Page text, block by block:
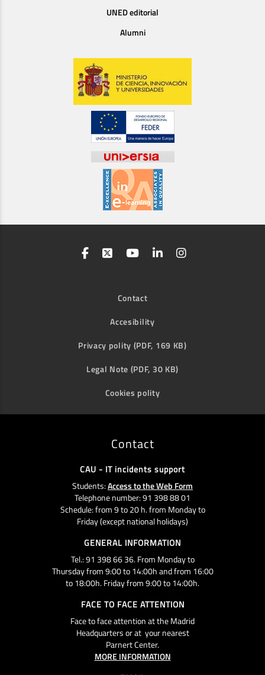
UNED editorial
Alumni
Contact
Accesibility
Privacy polity (PDF, 169 KB)
Legal Note (PDF, 30 KB)
Cookies polity
Contact
CAU - IT incidents support
Students:Access to the Web Form
Telephone number: 91 398 88 01
Schedule: from 9 to 20 h. from Monday to
Friday (except national holidays)
GENERAL INFORMATION
Tel.: 91 398 66 36. From Monday to
Thursday from 9:00 to 14:00h and from 16:00
to 18:00h. Friday from 9:00 to 14:00h.
FACE TO FACE ATTENTION
Face to face attention at the Madrid
Headquarters or at your nearest
Parnert Center.
MORE INFORMATION